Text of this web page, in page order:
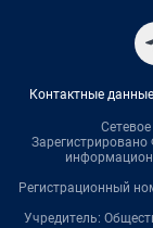
Контактные
Регистрационный
Учредитель: